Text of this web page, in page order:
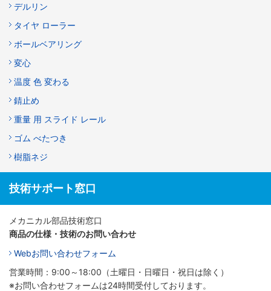
デルリン
タイヤ ローラー
ボールベアリング
変心
温度 色 変わる
錆止め
重量 用 スライド レール
ゴム べたつき
樹脂ネジ
技術サポート窓口
メカニカル部品技術窓口
商品の仕様・技術のお問い合わせ
Webお問い合わせフォーム
営業時間：9:00～18:00（土曜日・日曜日・祝日は除く）
※お問い合わせフォームは24時間受付しております。